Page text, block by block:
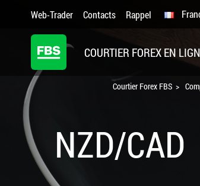
Web-Trader Contacts Rappel
COURTIER FOREX EN
Courtier Forex FBS
NZD/CAD